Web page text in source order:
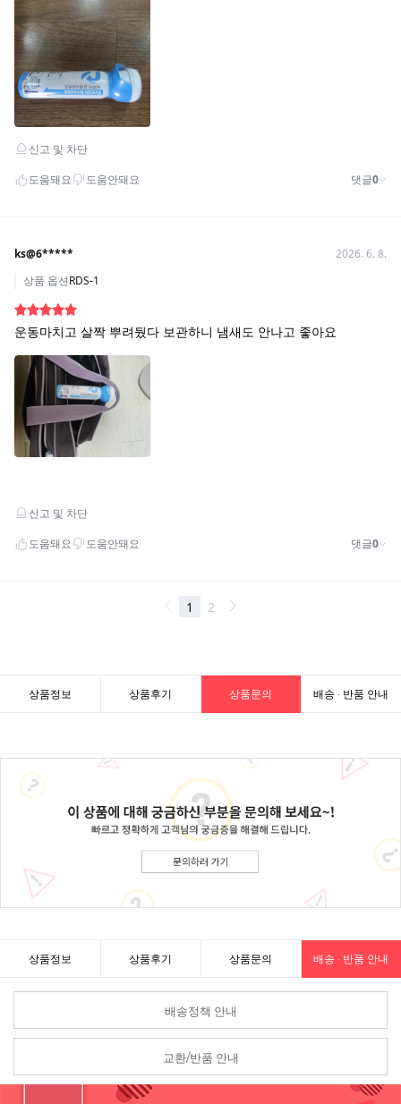
상품정보 상품후기 상품문의 배송 · 반품 안내
상품정보 상품후기 상품문의 배송 · 반품 안내
배송정책 안내
교환/반품 안내